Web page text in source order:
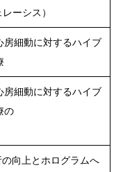
ーシス）
房細動に対するハイブ
房細動に対するハイブ
の
向上とホログラムへ